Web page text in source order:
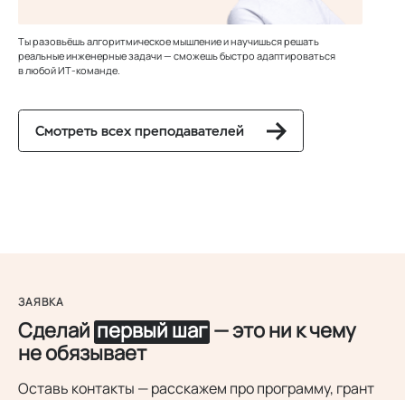
Ты разовьёшь алгоритмическое мышление и научишься решать
реальные инженерные задачи — сможешь быстро адаптироваться
в любой ИТ‑команде.
Смотреть всех преподавателей
ЗАЯВКА
Сделай первый шаг — это ни к чему
не обязывает
Оставь контакты — расскажем про программу, грант